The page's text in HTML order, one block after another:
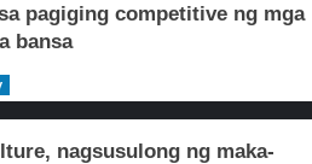
pagiging competitive ng mga
bansa
nagsusulong ng maka-